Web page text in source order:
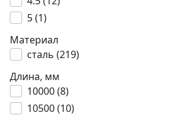
5 (1)
Материал
сталь (219)
Длина, мм
10000 (8)
10500 (10)